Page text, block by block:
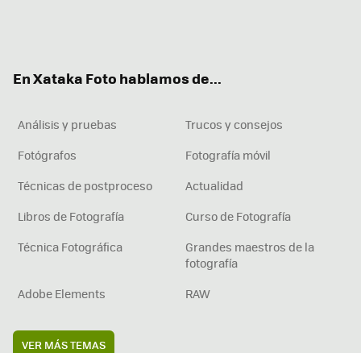
En Xataka Foto hablamos de...
Análisis y pruebas
Trucos y consejos
Fotógrafos
Fotografía móvil
Técnicas de postproceso
Actualidad
Libros de Fotografía
Curso de Fotografía
Técnica Fotográfica
Grandes maestros de la
fotografía
Adobe Elements
RAW
VER MÁS TEMAS